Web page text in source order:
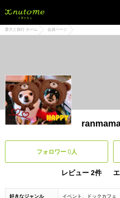
愛犬と旅行 ホーム 会員ページ
フォロワー 0人
レビュー 2件
好きなジャンル イベント、ドックカフェ